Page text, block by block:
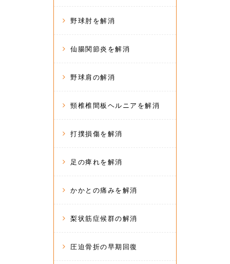
野球肘を解消
仙腸関節炎を解消
野球肩の解消
頸椎椎間板ヘルニアを解消
打撲損傷を解消
足の痺れを解消
かかとの痛みを解消
梨状筋症候群の解消
圧迫骨折の早期回復